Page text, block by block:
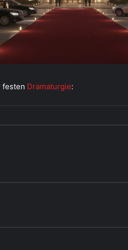
festen Dramaturgie: